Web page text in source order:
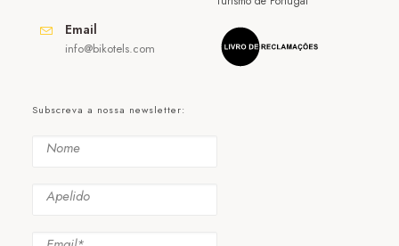
Email
info@bikotels.com
Subscreva a nossa newsletter: